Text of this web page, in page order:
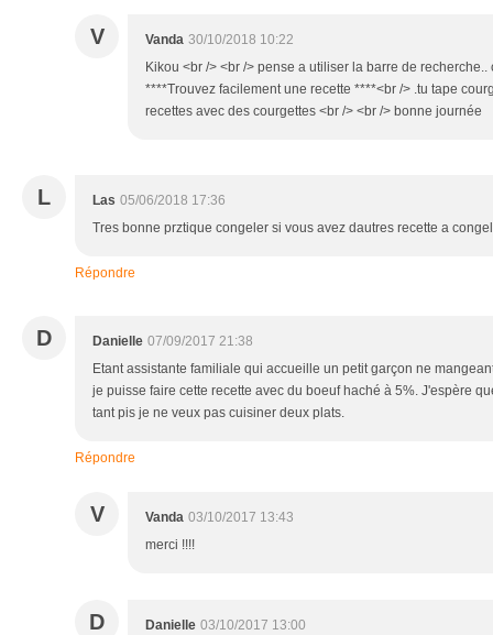
V Vanda 30/10/2018 10:22
Kikou <br /> <br /> pense a utiliser la barre de
****Trouvez facilement une recette ****<br /> .tu tape
recettes avec des courgettes <br /> <br /> bonne journée
L Las 05/06/2018 17:36
Tres bonne prztique congeler si vous avez dautres recette a
Répondre
D Danielle 07/09/2017 21:38
Etant assistante familiale qui accueille un petit garçon ne
je puisse faire cette recette avec du boeuf haché à 5%. J'espère
tant pis je ne veux pas cuisiner deux plats.
Répondre
V Vanda 03/10/2017 13:43
merci !!!!
D Danielle 03/10/2017 13:00